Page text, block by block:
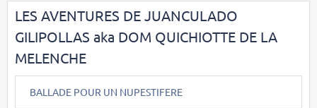
LES AVENTURES DE JUANCULADO
GILIPOLLAS aka DOM QUICHIOTTE DE LA
MELENCHE
BALLADE POUR UN NUPESTIFERE